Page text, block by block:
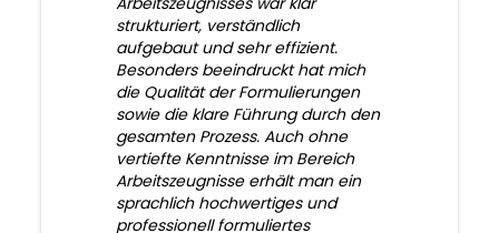
strukturiert, verständlich
aufgebaut und sehr effizient.
Besonders beeindruckt hat mich
die Qualität der Formulierungen
sowie die klare Führung durch den
gesamten Prozess. Auch ohne
vertiefte Kenntnisse im Bereich
Arbeitszeugnisse erhält man ein
sprachlich hochwertiges und
professionell formuliertes